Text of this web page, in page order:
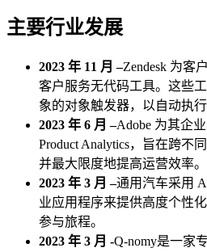
主要行业发展
2023 年 11 月 –Zendesk 为客
客户服务无代码工具。这些
象的对象触发器，以自动执行
2023 年 6 月 –Adobe 为其企
Product Analytics，旨在跨不
并最大限度地提高运营效率。
2023 年 3 月 –通用汽车采用
业应用程序来提供高度个性
参与旅程。
2023 年 3 月 -Q-nomy是一家